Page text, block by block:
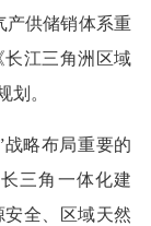
产供储销体系重
江三角洲区域
划。
略布局重要的
三角一体化建
全、区域天然